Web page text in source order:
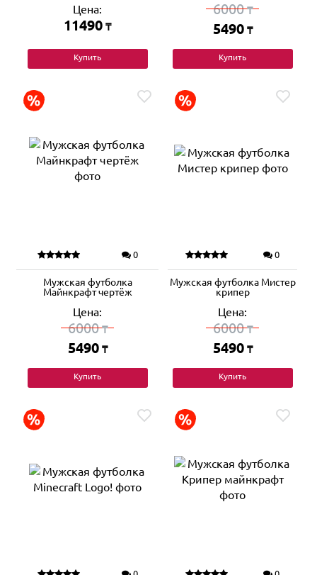
Цена:
11490 ₸
Купить
6000₸
5490 ₸
Купить
0
Мужская футболка
Майнкрафт чертёж
Цена:
6000₸
5490 ₸
Купить
0
Мужская футболка Мистер
крипер
Цена:
6000₸
5490 ₸
Купить